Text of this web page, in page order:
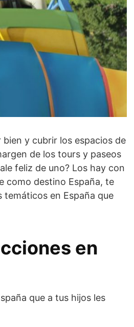
y cubrir los espacios de
de los tours y paseos
feliz de uno? Los hay con
como destino España, te
en España que
en
que a tus hijos les